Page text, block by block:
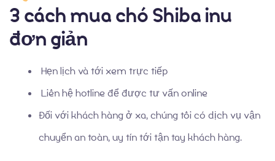
3 cách mua chó Shiba inu
đơn giản
Hẹn lịch và tới xem trực tiếp
Liên hệ hotline để được tư vấn online
Đối với khách hàng ở xa, chúng tôi có dịch vụ vận
chuyển an toàn, uy tín tới tận tay khách hàng.